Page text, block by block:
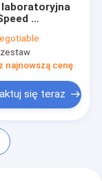
laboratoryjna
Mixer
najnowszą cenę
się teraz